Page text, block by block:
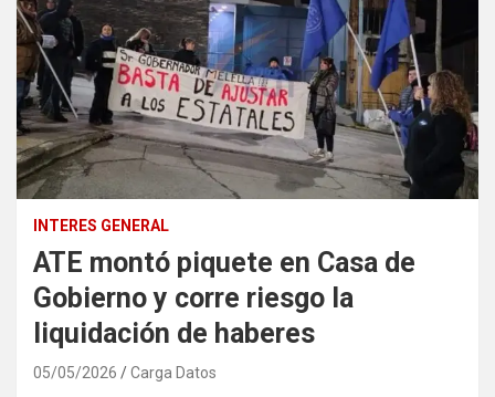
INTERES GENERAL
ATE montó piquete en Casa de
Gobierno y corre riesgo la
liquidación de haberes
05/05/2026 Carga Datos